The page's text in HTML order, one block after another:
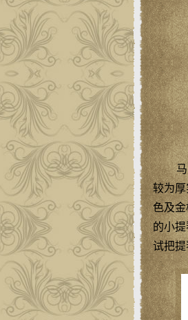
较为
色及
的小
试把提